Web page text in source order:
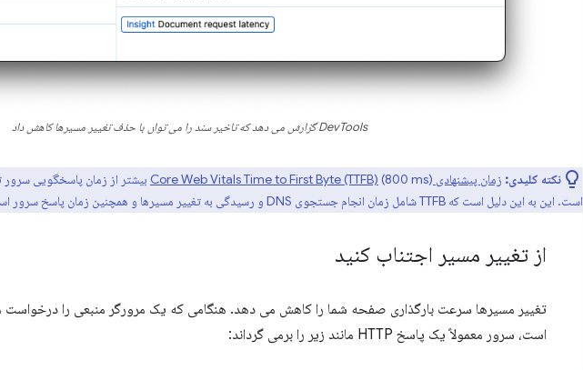
DevTools گزارش می دهد که تاخیر سند را می توان با حذف تغییر مسیرها کاهش داد
نکته کلیدی: زمان پیشنهادی Core Web Vitals Time to First Byte (TTFB)
است. این به این دلیل است که TTFB شامل زمان انجام جستجوی DNS و رسیدگی به تغییر مسیرها و همچنین زمان پاسخ سرور است.
از تغییر مسیر اجتناب کنید
تغییر مسیرها سرعت بارگذاری صفحه شما را کاهش می دهد. هنگامی که یک مرورگر منبعی را درخواست
است، سرور معمولاً یک پاسخ HTTP مانند زیر را برمی گرداند: